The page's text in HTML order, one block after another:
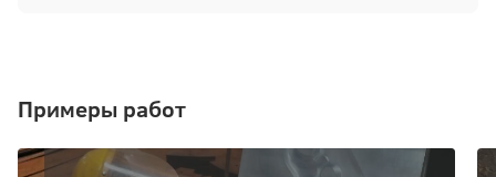
Примеры работ